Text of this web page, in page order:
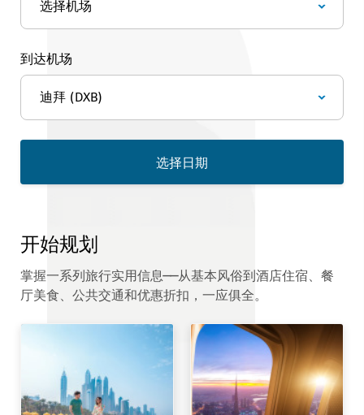
到达机场
选择日期
开始规划
掌握一系列旅行实用信息——从基本风俗到酒店住宿、餐
厅美食、公共交通和优惠折扣，一应俱全。